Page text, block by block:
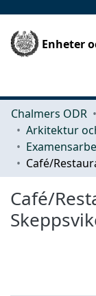
Enheter
Chalmers ODR
Café/